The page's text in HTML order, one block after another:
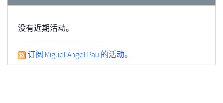
没有近期活动。
订阅 Miguel Ángel Pau 的活动。